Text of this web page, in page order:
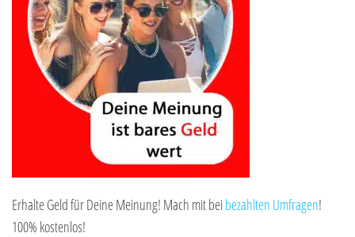
Erhalte Geld für Deine Meinung! Mach mit beibezahlten Umfragen!
100% kostenlos!